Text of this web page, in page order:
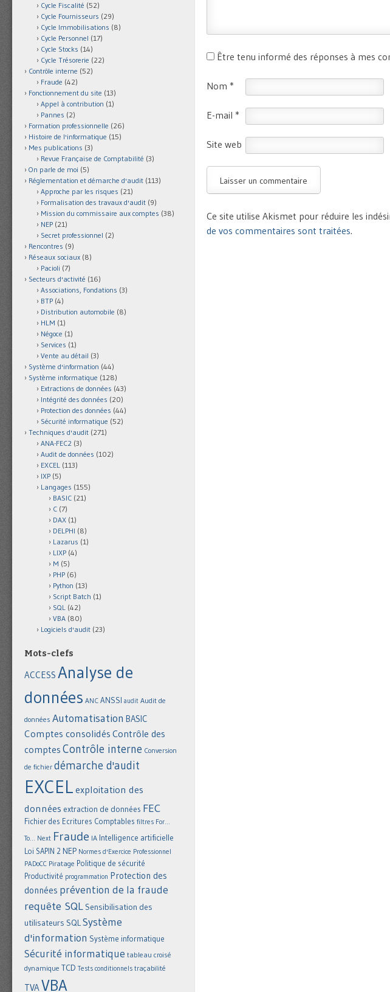
Être tenu informé des réponses à mes
Nom *
E-mail *
Site web
Ce site utilise Akismet pour réduire les
de vos commentaires sont traitées.
Cycle Fiscalité (52)
Cycle Fournisseurs (29)
Cycle Immobilisations (8)
Cycle Personnel (17)
Cycle Stocks (14)
Cycle Trésorerie (22)
Contrôle interne (52)
Fraude (42)
Fonctionnement du site (13)
Appel à contribution (1)
Pannes (2)
Formation professionnelle (26)
Histoire de l'informatique (15)
Mes publications (3)
Revue Française de Comptabilité (3)
On parle de moi (5)
Réglementation et démarche d'audit (113)
Approche par les risques (21)
Formalisation des travaux d'audit (9)
Mission du commissaire aux comptes (38)
NEP (21)
Secret professionnel (2)
Rencontres (9)
Réseaux sociaux (8)
Pacioli (7)
Secteurs d'activité (16)
Associations, Fondations (3)
BTP (4)
Distribution automobile (8)
HLM (1)
Négoce (1)
Services (1)
Vente au détail (3)
Système d'information (44)
Système informatique (128)
Extractions de données (43)
Intégrité des données (20)
Protection des données (44)
Sécurité informatique (52)
Techniques d'audit (271)
ANA-FEC2 (3)
Audit de données (102)
EXCEL (113)
IXP (5)
Langages (155)
BASIC (21)
C (7)
DAX (1)
DELPHI (8)
Lazarus (1)
LIXP (4)
M (5)
PHP (6)
Python (13)
Script Batch (1)
SQL (42)
VBA (80)
Logiciels d'audit (23)
Mots-clefs
ACCESS Analyse de
données ANC ANSSI audit Audit de
données Automatisation BASIC
Comptes consolidés Contrôle des
comptes Contrôle interne Conversion
de fichier démarche d'audit
EXCEL exploitation des
données extraction de données FEC
Fichier des Ecritures Comptables filtres For...
To... Next Fraude IA Intelligence artificielle
Loi SAPIN 2 NEP Normes d'Exercice Professionnel
PADoCC Piratage Politique de sécurité
Productivité programmation Protection des
données prévention de la fraude
requête SQL Sensibilisation des
utilisateurs SQLSystème
d'information Système informatique
Sécurité informatique tableau croisé
dynamique TCD Tests conditionnels traçabilité
TVAVBA